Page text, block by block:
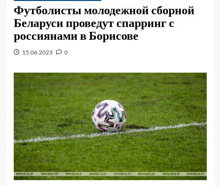
Футболисты молодежной сборной
Беларуси проведут спарринг с
россиянами в Борисове
15.06.2023 0